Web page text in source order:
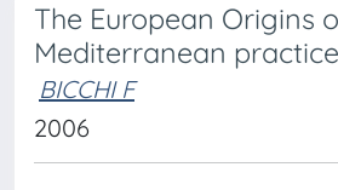
The European Origins
Mediterranean
BICCHI F
2006